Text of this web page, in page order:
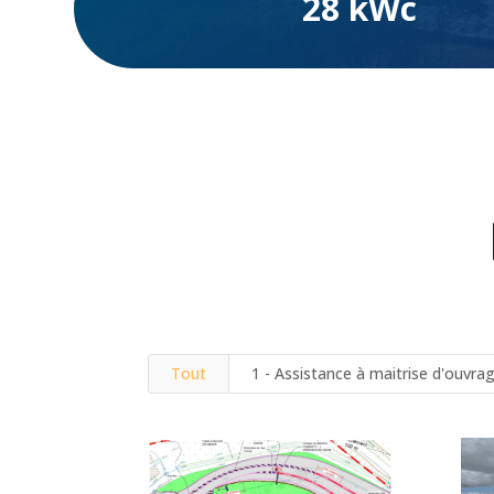
Tout 1 - Assistance à maitrise